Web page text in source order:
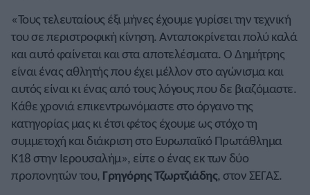
«Τους τελευταίους έξι μήνες έχουμε γυρίσει την τεχνική
του σε περιστροφική κίνηση. Ανταποκρίνεται πολύ καλά
και αυτό φαίνεται και στα αποτελέσματα. Ο Δημήτρης
είναι ένας αθλητής που έχει μέλλον στο αγώνισμα και
αυτός είναι κι ένας από τους λόγους που δε βιαζόμαστε.
Κάθε χρονιά επικεντρωνόμαστε στο όργανο της
κατηγορίας μας κι έτσι φέτος έχουμε ως στόχο τη
συμμετοχή και διάκριση στο Ευρωπαϊκό Πρωτάθλημα
Κ18 στην Ιερουσαλήμ», είπε ο ένας εκ των δύο
προπονητών του, Γρηγόρης Τζωρτζιάδης, στον ΣΕΓΑΣ.